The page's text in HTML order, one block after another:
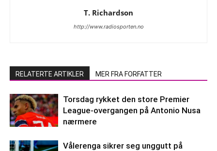
T. Richardson
http://www.radiosporten.no
RELATERTE ARTIKLER MER FRA FORFATTER
Torsdag rykket den store Premier
League-overgangen på Antonio Nusa
nærmere
Vålerenga sikrer seg unggutt på